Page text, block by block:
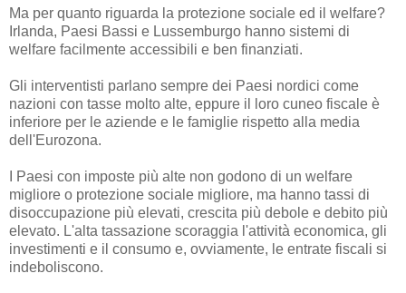
Ma per quanto riguarda la protezione sociale ed il welfare?
Irlanda, Paesi Bassi e Lussemburgo hanno sistemi di
welfare facilmente accessibili e ben finanziati.
Gli interventisti parlano sempre dei Paesi nordici come
nazioni con tasse molto alte, eppure il loro cuneo fiscale è
inferiore per le aziende e le famiglie rispetto alla media
dell'Eurozona.
I Paesi con imposte più alte non godono di un welfare
migliore o protezione sociale migliore, ma hanno tassi di
disoccupazione più elevati, crescita più debole e debito più
elevato. L'alta tassazione scoraggia l'attività economica, gli
investimenti e il consumo e, ovviamente, le entrate fiscali si
indeboliscono.